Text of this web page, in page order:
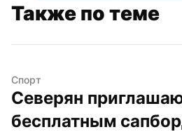
Также по теме
Спорт
Северян
бесплатным